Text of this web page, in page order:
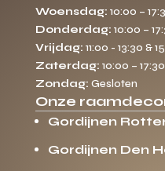
Woensdag: 10:00 –
Donderdag: 10:00 –
Vrijdag: 11:00 - 13:30 &
Zaterdag: 10:00 –
Zondag: Gesloten
Onze
Gordijnen
Gordijnen Den